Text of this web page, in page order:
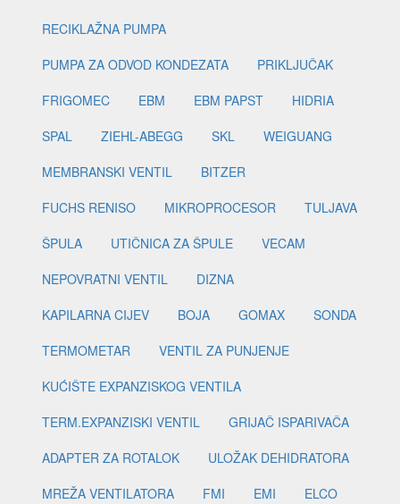
RECIKLAŽNA PUMPA
PUMPA ZA ODVOD KONDEZATA
PRIKLJUČAK
FRIGOMEC
EBM EBM PAPST
HIDRIA
SPAL
ZIEHL-ABEGG SKL
WEIGUANG
MEMBRANSKI VENTIL
BITZER
FUCHS RENISO
MIKROPROCESOR
TULJAVA
ŠPULA
UTIČNICA ZA ŠPULE
VECAM
NEPOVRATNI VENTIL
DIZNA
KAPILARNA CIJEV
BOJA GOMAX
SONDA
TERMOMETAR
VENTIL ZA PUNJENJE
KUĆIŠTE EXPANZISKOG VENTILA
TERM.EXPANZISKI VENTIL
GRIJAČ ISPARIVAČA
ADAPTER ZA ROTALOK
ULOŽAK DEHIDRATORA
MREŽA VENTILATORA
FMI EMI
ELCO